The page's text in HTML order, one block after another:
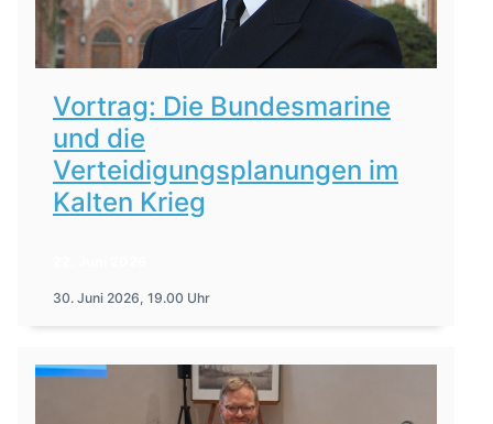
Vortrag: Die Bundesmarine
und die
Verteidigungsplanungen im
Kalten Krieg
30. Juni 2026, 19.00 Uhr